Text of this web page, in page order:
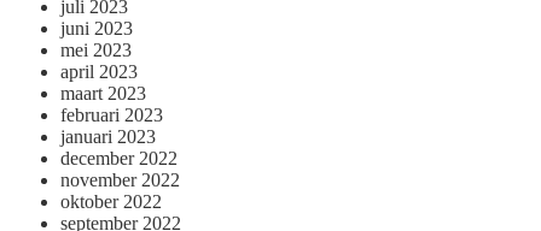
juli 2023
juni 2023
mei 2023
april 2023
maart 2023
februari 2023
januari 2023
december 2022
november 2022
oktober 2022
september 2022